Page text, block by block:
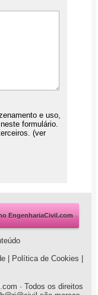
e uso,
formulário.
(ver
EngenhariaCivil.com
Política de Cookies
· Todos os direitos